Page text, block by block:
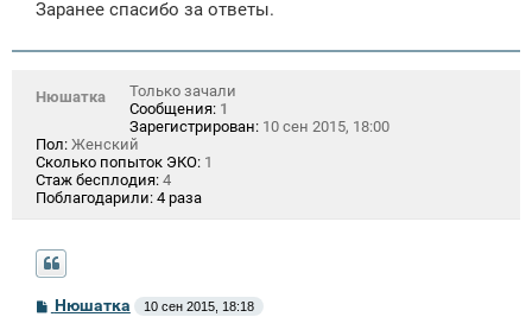
Заранее спасибо за ответы.
Нюшатка
Только зачали
Сообщения: 1
Зарегистрирован: 10 сен 2015, 18:00
Пол: Женский
Сколько попыток ЭКО: 1
Стаж бесплодия: 4
Поблагодарили: 4 раза
С
о
Нюшатка 10 сен 2015, 18:18